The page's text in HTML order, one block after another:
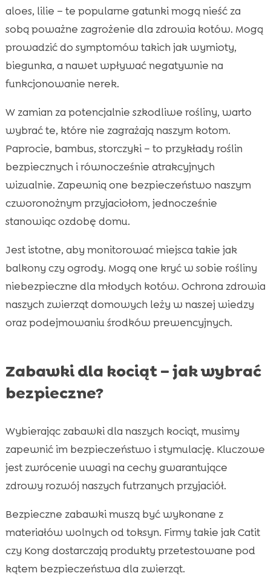
aloes, lilie – te popularne gatunki mogą nieść za
sobą poważne zagrożenie dla zdrowia kotów. Mogą
prowadzić do symptomów takich jak wymioty,
biegunka, a nawet wpływać negatywnie na
funkcjonowanie nerek.
W zamian za potencjalnie szkodliwe rośliny, warto
wybrać te, które nie zagrażają naszym kotom.
Paprocie, bambus, storczyki – to przykłady roślin
bezpiecznych i równocześnie atrakcyjnych
wizualnie. Zapewnią one bezpieczeństwo naszym
czworonożnym przyjaciołom, jednocześnie
stanowiąc ozdobę domu.
Jest istotne, aby monitorować miejsca takie jak
balkony czy ogrody. Mogą one kryć w sobie rośliny
niebezpieczne dla młodych kotów. Ochrona zdrowia
naszych zwierząt domowych leży w naszej wiedzy
oraz podejmowaniu środków prewencyjnych.
Zabawki dla kociąt – jak wybrać
bezpieczne?
Wybierając zabawki dla naszych kociąt, musimy
zapewnić im bezpieczeństwo i stymulację. Kluczowe
jest zwrócenie uwagi na cechy gwarantujące
zdrowy rozwój naszych futrzanych przyjaciół.
Bezpieczne zabawki muszą być wykonane z
materiałów wolnych od toksyn. Firmy takie jak Catit
czy Kong dostarczają produkty przetestowane pod
kątem bezpieczeństwa dla zwierząt.